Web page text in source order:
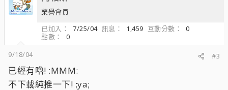
榮譽會員
已加入
7/25/04 訊息 1,459 互動分數
0
點數
0
9/18/04
#3
已經有嚕! :MMM:
不下載純推一下! ;ya;